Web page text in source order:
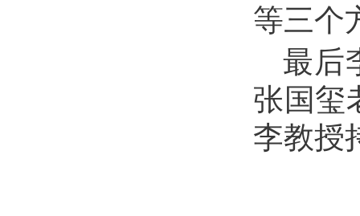
等三个
最后
张国玺
李教授